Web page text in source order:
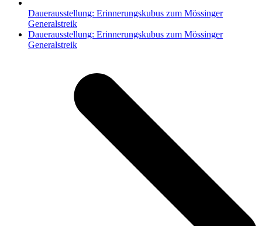
Dauerausstellung: Erinnerungskubus zum Mössinger
Generalstreik
Nächster
Beitrag:
Dauerausstellung: Erinnerungskubus zum Mössinger
Generalstreik